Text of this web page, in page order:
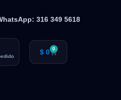
316 349 5618
$ 0 0